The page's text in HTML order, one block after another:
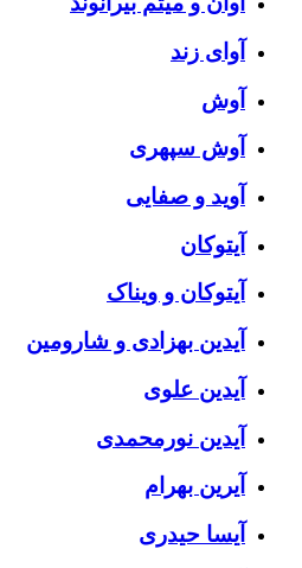
آوای زند
آوش
آوش سپهری
آوید و صفایی
آیتوکان
آیتوکان و ویناک
آیدین بهزادی و شارومین
آیدین علوی
آیدین نورمحمدی
آیرین بهرام
آیسا حیدری